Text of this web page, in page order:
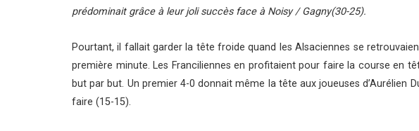
prédominait grâce à leur joli succès face à Noisy / Gagny(30-25).
Pourtant, il fallait garder la tête froide quand les Alsaciennes se
première minute. Les Franciliennes en profitaient pour faire la course en
but par but. Un premier 4-0 donnait même la tête aux joueuses d’Aurélien
faire (15-15).